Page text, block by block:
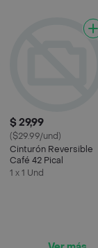
$ 29,99
($29.99/und)
Cinturón Reversible
Café 42 Pical
1 x 1 Und